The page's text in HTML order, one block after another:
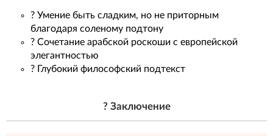
? Умение быть сладким, но не приторным
благодаря соленому подтону
? Сочетание арабской роскоши с европейской
элегантностью
? Глубокий философский подтекст
? Заключение